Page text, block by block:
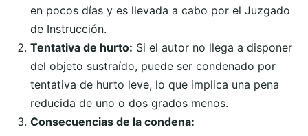
en pocos días y es llevada a cabo por el Juzgado
de Instrucción.
Tentativa de hurto: Si el autor no llega a disponer
del objeto sustraído, puede ser condenado por
tentativa de hurto leve, lo que implica una pena
reducida de uno o dos grados menos.
Consecuencias de la condena: